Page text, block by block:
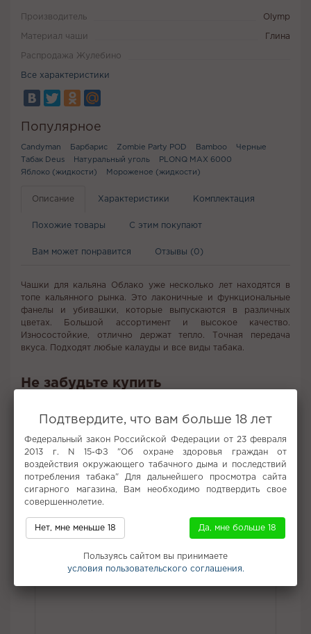
Производитель Olymp
Материал чаши Глина
Распродажа Жулебино
Все характеристики
Популярное
Candyman Барбарис Zombie Party POD Bamboo
Черные
Табак Deus
Натуральный уголь
PLONQ MAX 6000
Яблоко (жидкости)
Мороженое (жидкости)
Описание Характеристики Комплектация
Похожие товары С этим покупают
Вам может понравится Отзывы (0)
Чашки для кальяна Облако уже несколько лет находятся в
топе кальянного рынка. Это лаконичные и функциональные
фанелы и убивашки, которые выпускаются в различных
цветах. Большой ассортимент и высокое качество.
Износостойкие, отлично держат тепло. Точная передача
вкуса. Подходят любые калауды и все виды табака.
Не забудьте купить
Подтвердите, что вам больше 18 лет
Федеральный закон Российской Федерации от 23 февраля
2013 г. N 15-ФЗ "Об охране здоровья граждан от
воздействия окружающего табачного дыма и последствий
потребления табака" Для дальнейшего просмотра сайта
сигарного магазина, Вам необходимо подтвердить свое
совершеннолетие.
Нет, мне меньше 18 Да, мне больше 18
Пользуясь сайтом вы принимаете
условия пользовательского соглашения.